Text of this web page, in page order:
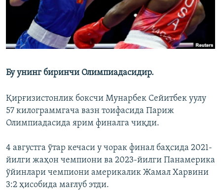
Бу унинг биринчи Олимпиадасидир.
Қирғизистонлик боксчи Мунарбек Сейитбек уулу
57 килограммгача вазн тоифасида Париж
Олимпиадасида ярим финалга чиқди.
4 августга ўтар кечаси у чорак финал баҳсида 2021-
йилги жаҳон чемпиони ва 2023-йилги Панамерика
ўйинлари чемпиони америкалик Жамал Харвини
3:2 ҳисобида мағлуб этди.